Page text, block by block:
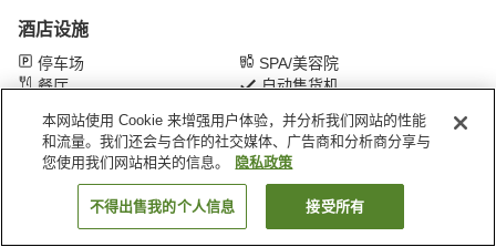
酒店设施
停车场
SPA/美容院
餐厅
自动售货机
首页 日本 京都府 龟冈 京都龟冈站前Route Inn酒店
搜索客房
本网站使用 Cookie 来增强用户体验，并分析我们网站的性能
和流量。我们还会与合作的社交媒体、广告商和分析商分享与
您使用我们网站相关的信息。
隐私政策
不得出售我的个人信息 接受所有